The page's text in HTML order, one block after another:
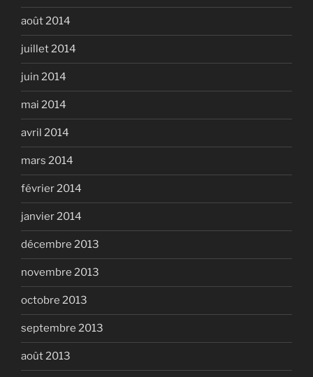
août 2014
juillet 2014
juin 2014
mai 2014
avril 2014
mars 2014
février 2014
janvier 2014
décembre 2013
novembre 2013
octobre 2013
septembre 2013
août 2013